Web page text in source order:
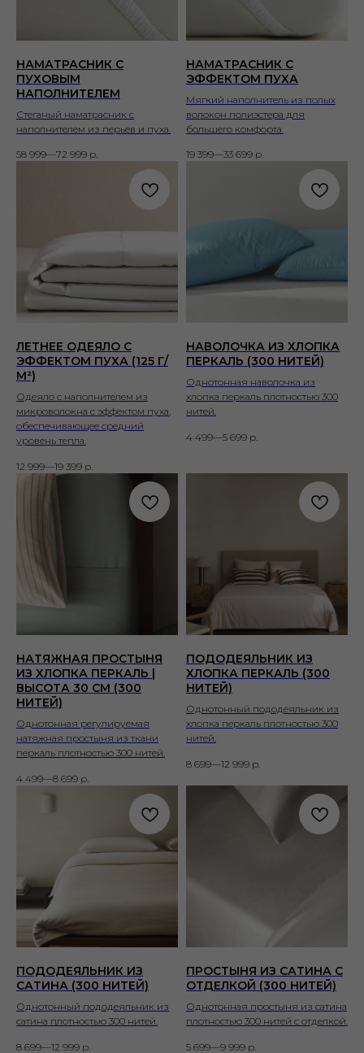
НАМАТРАСНИК С
ПУХОВЫМ
НАПОЛНИТЕЛЕМ
Стеганый наматрасник с
наполнителем из перьев и пуха.
58 999—72 999 р.
НАМАТРАСНИК С
ЭФФЕКТОМ ПУХА
Мягкий наполнитель из полых
волокон полиэстера для
большего комфорта.
19 399—33 699 р.
ЛЕТНЕЕ ОДЕЯЛО С
ЭФФЕКТОМ ПУХА (125 Г/
М²)
Одеяло с наполнителем из
микроволокна с эффектом пуха,
обеспечивающее средний
уровень тепла.
12 999—19 399 р.
НАВОЛОЧКА ИЗ ХЛОПКА
ПЕРКАЛЬ (300 НИТЕЙ)
Однотонная наволочка из
хлопка перкаль плотностью 300
нитей.
4 499—5 699 р.
НАТЯЖНАЯ ПРОСТЫНЯ
ИЗ ХЛОПКА ПЕРКАЛЬ |
ВЫСОТА 30 СМ (300
НИТЕЙ)
Однотонная регулируемая
натяжная простыня из ткани
перкаль плотностью 300 нитей.
4 499—8 699 р.
ПОДОДЕЯЛЬНИК ИЗ
ХЛОПКА ПЕРКАЛЬ (300
НИТЕЙ)
Однотонный пододеяльник из
хлопка перкаль плотностью 300
нитей.
8 699—12 999 р.
ПОДОДЕЯЛЬНИК ИЗ
САТИНА (300 НИТЕЙ)
Однотонный пододеяльник из
сатина плотностью 300 нитей.
8 699—12 999 р.
ПРОСТЫНЯ ИЗ САТИНА С
ОТДЕЛКОЙ (300 НИТЕЙ)
Однотонная простыня из сатина
плотностью 300 нитей с отделкой.
5 699—9 999 р.